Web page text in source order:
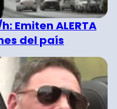
Emiten ALERTA
del país